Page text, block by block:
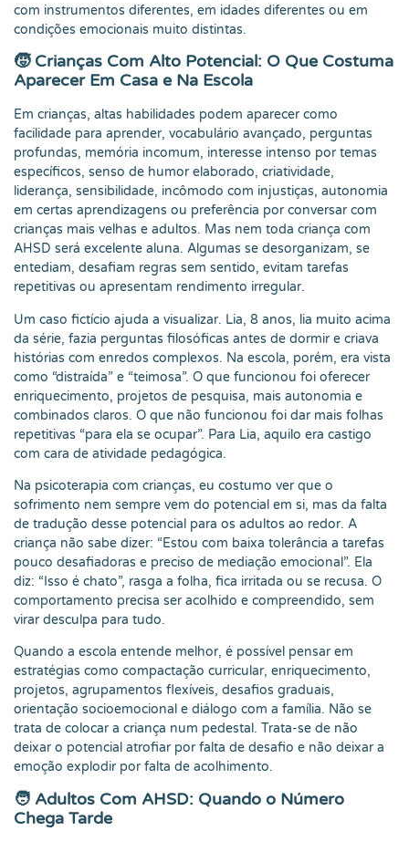
com instrumentos diferentes, em idades diferentes ou em
condições emocionais muito distintas.
🧒 Crianças Com Alto Potencial: O Que Costuma
Aparecer Em Casa e Na Escola
Em crianças, altas habilidades podem aparecer como
facilidade para aprender, vocabulário avançado, perguntas
profundas, memória incomum, interesse intenso por temas
específicos, senso de humor elaborado, criatividade,
liderança, sensibilidade, incômodo com injustiças, autonomia
em certas aprendizagens ou preferência por conversar com
crianças mais velhas e adultos. Mas nem toda criança com
AHSD será excelente aluna. Algumas se desorganizam, se
entediam, desafiam regras sem sentido, evitam tarefas
repetitivas ou apresentam rendimento irregular.
Um caso fictício ajuda a visualizar. Lia, 8 anos, lia muito acima
da série, fazia perguntas filosóficas antes de dormir e criava
histórias com enredos complexos. Na escola, porém, era vista
como “distraída” e “teimosa”. O que funcionou foi oferecer
enriquecimento, projetos de pesquisa, mais autonomia e
combinados claros. O que não funcionou foi dar mais folhas
repetitivas “para ela se ocupar”. Para Lia, aquilo era castigo
com cara de atividade pedagógica.
Na psicoterapia com crianças, eu costumo ver que o
sofrimento nem sempre vem do potencial em si, mas da falta
de tradução desse potencial para os adultos ao redor. A
criança não sabe dizer: “Estou com baixa tolerância a tarefas
pouco desafiadoras e preciso de mediação emocional”. Ela
diz: “Isso é chato”, rasga a folha, fica irritada ou se recusa. O
comportamento precisa ser acolhido e compreendido, sem
virar desculpa para tudo.
Quando a escola entende melhor, é possível pensar em
estratégias como compactação curricular, enriquecimento,
projetos, agrupamentos flexíveis, desafios graduais,
orientação socioemocional e diálogo com a família. Não se
trata de colocar a criança num pedestal. Trata-se de não
deixar o potencial atrofiar por falta de desafio e não deixar a
emoção explodir por falta de acolhimento.
🧑 Adultos Com AHSD: Quando o Número
Chega Tarde